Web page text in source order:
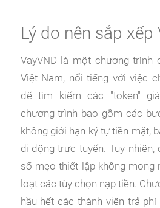
Lý do nên sắp xếp
VayVND là một chương trình
Việt Nam, nổi tiếng với việc
để tìm kiếm các "token"
chương trình bao gồm các
không giới hạn ký tự tiền mặt,
di động trực tuyến. Tuy
số mẹo thiết lập không mong
loạt các tùy chọn nạp tiền.
hầu hết các thành viên trả